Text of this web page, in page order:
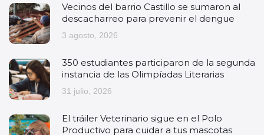
Vecinos del barrio Castillo se sumaron al
descacharreo para prevenir el dengue
3 agosto, 2026
350 estudiantes participaron de la segunda
instancia de las Olimpíadas Literarias
31 julio, 2026
El tráiler Veterinario sigue en el Polo
Productivo para cuidar a tus mascotas